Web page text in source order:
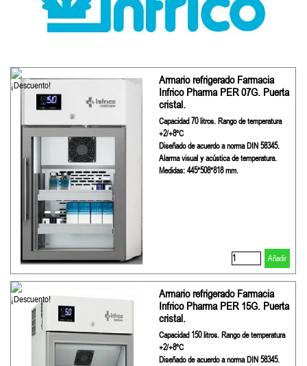
Armario refrigerado Farmacia
Infrico Pharma PER 07G. Puerta
cristal.
Capacidad 70 litros. Rango de temperatura
+2/+8ºC
Diseñado de acuerdo a norma DIN 58345.
Alarma visual y acústica de temperatura.
Medidas: 445*508*818 mm.
Añadir
Armario refrigerado Farmacia
Infrico Pharma PER 15G. Puerta
cristal.
Capacidad 150 litros. Rango de temperatura
+2/+8ºC
Diseñado de acuerdo a norma DIN 58345.